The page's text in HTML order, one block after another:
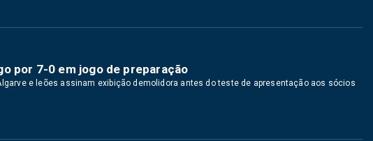
por 7-0 em jogo de preparação
e leões assinam exibição demolidora antes do teste de apresentação aos sócios